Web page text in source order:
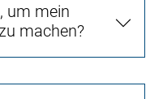
um mein
machen?